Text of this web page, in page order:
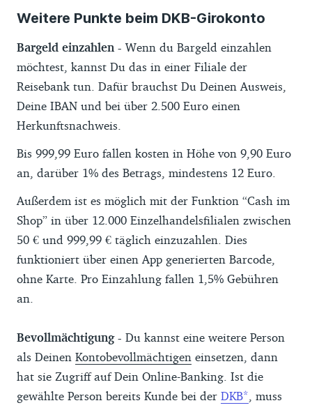
Weitere Punkte beim DKB-Girokonto
Bargeld einzahlen - Wenn du Bargeld einzahlen
möchtest, kannst Du das in einer Filiale der
Reisebank tun. Dafür brauchst Du Deinen Ausweis,
Deine IBAN und bei über 2.500 Euro einen
Herkunftsnachweis.
Bis 999,99 Euro fallen kosten in Höhe von 9,90 Euro
an, darüber 1% des Betrags, mindestens 12 Euro.
Außerdem ist es möglich mit der Funktion “Cash im
Shop” in über 12.000 Einzelhandelsfilialen zwischen
50 € und 999,99 € täglich einzuzahlen. Dies
funktioniert über einen App generierten Barcode,
ohne Karte. Pro Einzahlung fallen 1,5% Gebühren
an.
Bevollmächtigung - Du kannst eine weitere Person
als Deinen Kontobevollmächtigen einsetzen, dann
hat sie Zugriff auf Dein Online-Banking. Ist die
gewählte Person bereits Kunde bei der DKB
, muss